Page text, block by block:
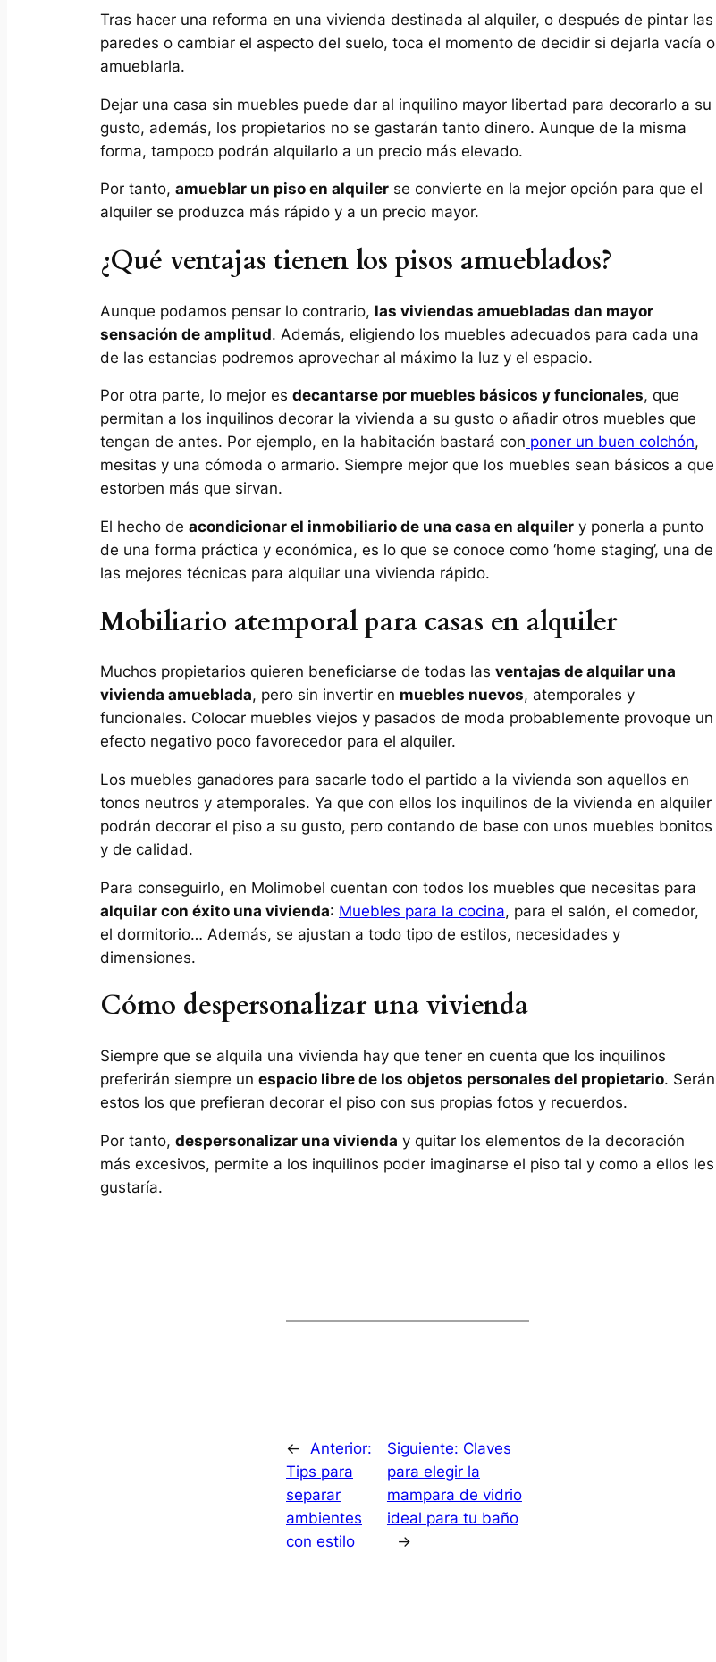
Tras hacer una reforma en una vivienda destinada al alquiler, o después de pintar las
paredes o cambiar el aspecto del suelo, toca el momento de decidir si dejarla vacía o
amueblarla.
Dejar una casa sin muebles puede dar al inquilino mayor libertad para decorarlo a su
gusto, además, los propietarios no se gastarán tanto dinero. Aunque de la misma
forma, tampoco podrán alquilarlo a un precio más elevado.
Por tanto, amueblar un piso en alquiler se convierte en la mejor opción para que el
alquiler se produzca más rápido y a un precio mayor.
¿Qué ventajas tienen los pisos amueblados?
Aunque podamos pensar lo contrario, las viviendas amuebladas dan mayor
sensación de amplitud. Además, eligiendo los muebles adecuados para cada una
de las estancias podremos aprovechar al máximo la luz y el espacio.
Por otra parte, lo mejor es decantarse por muebles básicos y funcionales, que
permitan a los inquilinos decorar la vivienda a su gusto o añadir otros muebles que
tengan de antes. Por ejemplo, en la habitación bastará con poner un buen colchón,
mesitas y una cómoda o armario. Siempre mejor que los muebles sean básicos a que
estorben más que sirvan.
El hecho de acondicionar el inmobiliario de una casa en alquiler y ponerla a punto
de una forma práctica y económica, es lo que se conoce como ‘home staging’, una de
las mejores técnicas para alquilar una vivienda rápido.
Mobiliario atemporal para casas en alquiler
Muchos propietarios quieren beneficiarse de todas las ventajas de alquilar una
vivienda amueblada, pero sin invertir en muebles nuevos, atemporales y
funcionales. Colocar muebles viejos y pasados de moda probablemente provoque un
efecto negativo poco favorecedor para el alquiler.
Los muebles ganadores para sacarle todo el partido a la vivienda son aquellos en
tonos neutros y atemporales. Ya que con ellos los inquilinos de la vivienda en alquiler
podrán decorar el piso a su gusto, pero contando de base con unos muebles bonitos
y de calidad.
Para conseguirlo, en Molimobel cuentan con todos los muebles que necesitas para
alquilar con éxito una vivienda: Muebles para la cocina, para el salón, el comedor,
el dormitorio… Además, se ajustan a todo tipo de estilos, necesidades y
dimensiones.
Cómo despersonalizar una vivienda
Siempre que se alquila una vivienda hay que tener en cuenta que los inquilinos
preferirán siempre un espacio libre de los objetos personales del propietario. Serán
estos los que prefieran decorar el piso con sus propias fotos y recuerdos.
Por tanto, despersonalizar una vivienda y quitar los elementos de la decoración
más excesivos, permite a los inquilinos poder imaginarse el piso tal y como a ellos les
gustaría.
← Anterior:
Tips para
separar
ambientes
con estilo
Siguiente: Claves
para elegir la
mampara de vidrio
ideal para tu baño
→